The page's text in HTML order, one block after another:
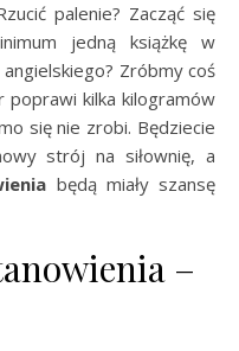
palenie? Zacząć się
jedną książkę w
Zróbmy coś
poprawi kilka kilogramów
się nie zrobi. Będziecie
strój na siłownię, a
będą miały szansę
–